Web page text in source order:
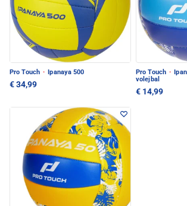
Pro Touch · Ipanaya 500
€ 34,99
Pro Touch ·
volejbal
€ 14,99